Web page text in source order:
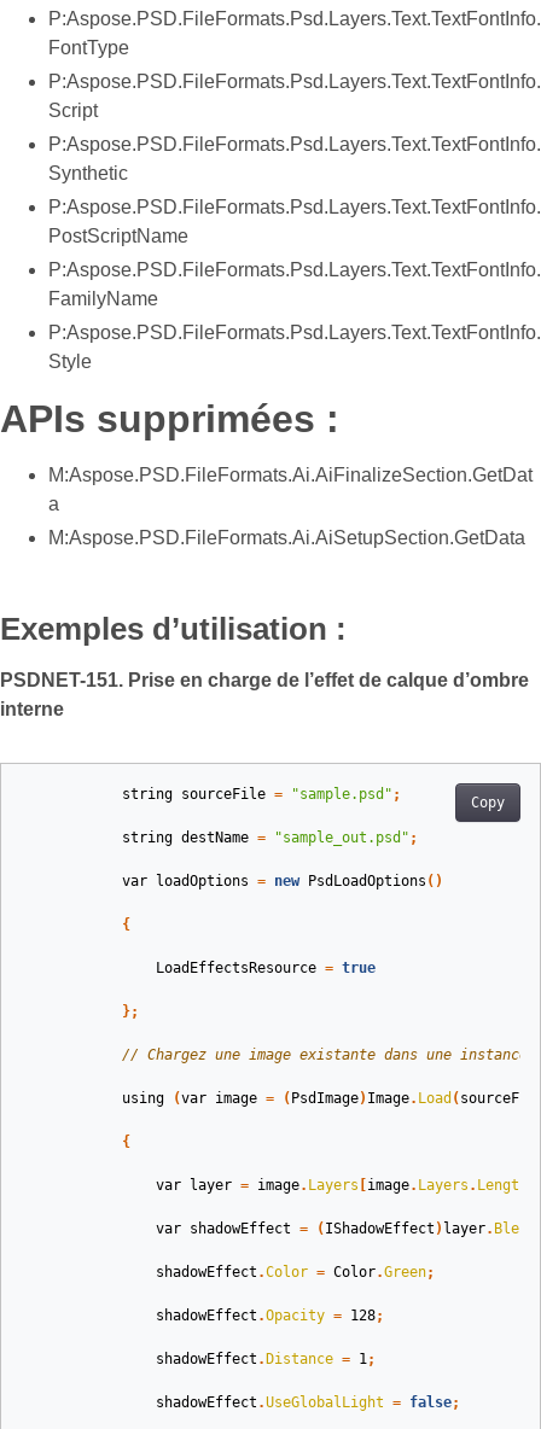
P:Aspose.PSD.FileFormats.Psd.Layers.Text.TextFontInfo.
FontType
P:Aspose.PSD.FileFormats.Psd.Layers.Text.TextFontInfo.
Script
P:Aspose.PSD.FileFormats.Psd.Layers.Text.TextFontInfo.
Synthetic
P:Aspose.PSD.FileFormats.Psd.Layers.Text.TextFontInfo.
PostScriptName
P:Aspose.PSD.FileFormats.Psd.Layers.Text.TextFontInfo.
FamilyName
P:Aspose.PSD.FileFormats.Psd.Layers.Text.TextFontInfo.
Style
APIs supprimées :
M:Aspose.PSD.FileFormats.Ai.AiFinalizeSection.GetDat
a
M:Aspose.PSD.FileFormats.Ai.AiSetupSection.GetData
Exemples d’utilisation :
PSDNET-151. Prise en charge de l’effet de calque d’ombre
interne
Copy
string sourceFile = "sample.psd" ;
string destName = "sample_out.psd" ;
var loadOptions = new PsdLoadOptions ()
{
LoadEffectsResource = true
};
// Chargez une image existante dans une instance
using (var image = ( PsdImage) Image. Load (
{
var layer = image. Layers image. Layers . Length
var shadowEffect = ( IShadowEffect ) layer.
shadowEffect .Color = Color.Green;
shadowEffect .Opacity = 128;
shadowEffect . Distance = 1;
shadowEffect .UseGlobalLight = false;